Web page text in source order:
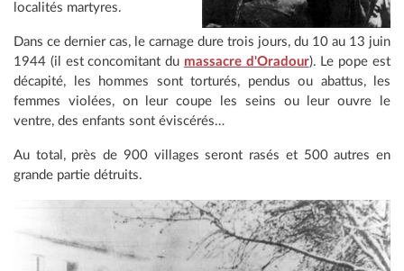
localités martyres.
Dans ce dernier cas, le carnage dure trois jours, du 10 au 13 juin
1944 (il est concomitant du massacre d'Oradour). Le pope est
décapité, les hommes sont torturés, pendus ou abattus, les
femmes violées, on leur coupe les seins ou leur ouvre le
ventre, des enfants sont éviscérés…
Au total, près de 900 villages seront rasés et 500 autres en
grande partie détruits.